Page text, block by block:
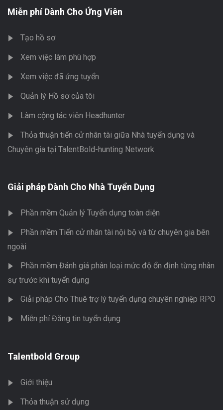
Miễn phí Dành Cho Ứng Viên
Tạo hồ sơ
Xem việc làm phù hợp
Xem việc đã ứng tuyển
Quản lý Hồ sơ của tôi
Làm cộng tác viên Headhunter
Thỏa thuận tiến cử nhân tài giữa Nhà tuyển dụng và
Chuyên gia tại TalentBold-hunting Network
Giải pháp Dành Cho Nhà Tuyển Dụng
Phần mềm Quản lý Tuyển dụng toàn diện
Phần mềm Tiến cử nhân tài nội bộ và từ chuyên gia bên
ngoài
Phần mềm Đánh giá phân loại mức độ ổn định từng nhân
sự trước khi tuyển dụng
Giải pháp Cho Thuê trợ lý tuyển dụng chuyên nghiệp RPO
Miễn phí Đăng tin tuyển dụng
Talentbold Group
Giới thiệu
Thỏa thuận sử dụng